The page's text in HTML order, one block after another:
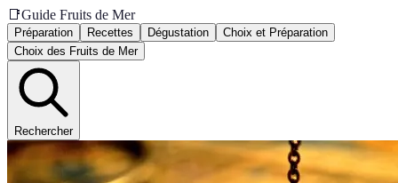
📑Guide Fruits de Mer
Préparation Recettes Dégustation
Choix et Préparation
Choix des Fruits de Mer
Rechercher